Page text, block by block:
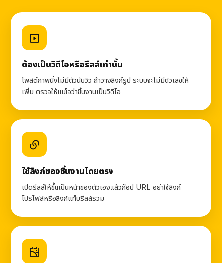
ต้องเป็นวิดีโอหรือรีลส์เท่านั้น
โพสต์ภาพนิ่งไม่มีตัวนับวิว ถ้าวางลิงก์รูป ระบบจะไม่มีตัวเลขให้
เพิ่ม ตรวจให้แน่ใจว่าชิ้นงานเป็นวิดีโอ
ใช้ลิงก์ของชิ้นงานโดยตรง
เปิดรีลส์ให้ขึ้นเป็นหน้าของตัวเองแล้วก๊อป URL อย่าใช้ลิงก์
โปรไฟล์หรือลิงก์แท็บรีลส์รวม